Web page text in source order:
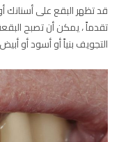
قد تظهر البقع على أسنانك
تقدماً ، يمكن أن تصبح
التجويف بنياً أو أسود أو